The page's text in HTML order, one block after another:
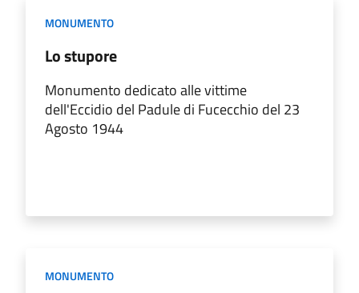
MONUMENTO
Lo stupore
Monumento dedicato alle vittime
dell'Eccidio del Padule di Fucecchio del 23
Agosto 1944
MONUMENTO